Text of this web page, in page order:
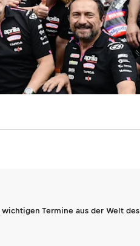
Termine aus der Welt des